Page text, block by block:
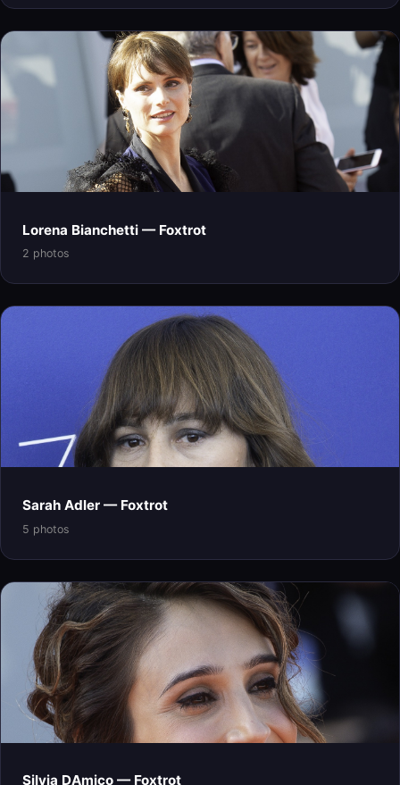
Lorena Bianchetti — Foxtrot
2 photos
Sarah Adler — Foxtrot
5 photos
Silvia DAmico — Foxtrot